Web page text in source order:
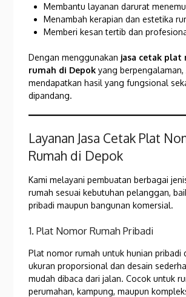
Membantu layanan darurat
Menambah kerapian dan estetika
Memberi kesan tertib dan
Dengan menggunakan jasa cetak plat
rumah di Depok yang berpengalaman,
mendapatkan hasil yang fungsional
dipandang.
Layanan Jasa Cetak Plat
Rumah di Depok
Kami melayani pembuatan berbagai
rumah sesuai kebutuhan pelanggan,
pribadi maupun bangunan komersial.
1. Plat Nomor Rumah Pribadi
Plat nomor rumah untuk hunian pribadi
ukuran proporsional dan desain
mudah dibaca dari jalan. Cocok untuk
perumahan, kampung, maupun